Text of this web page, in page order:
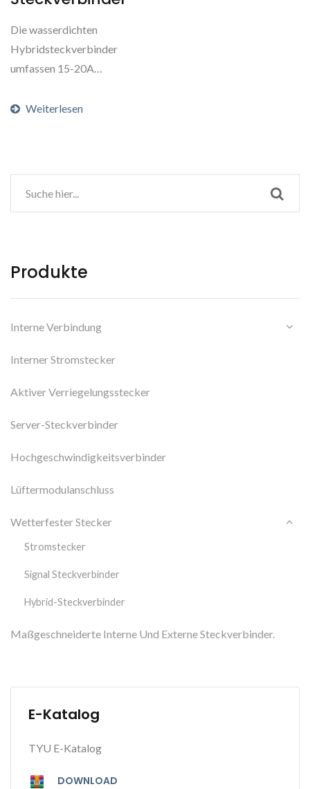
Die wasserdichten
Hybridsteckverbinder
umfassen 15-20A
Signalkontakte....
Weiterlesen
Produkte
Interne Verbindung
Interner Stromstecker
Aktiver Verriegelungsstecker
Server-Steckverbinder
Hochgeschwindigkeitsverbinder
Lüftermodulanschluss
Wetterfester Stecker
Stromstecker
Signal Steckverbinder
Hybrid-Steckverbinder
Maßgeschneiderte Interne Und Externe Steckverbinder.
E-Katalog
TYU E-Katalog
DOWNLOAD